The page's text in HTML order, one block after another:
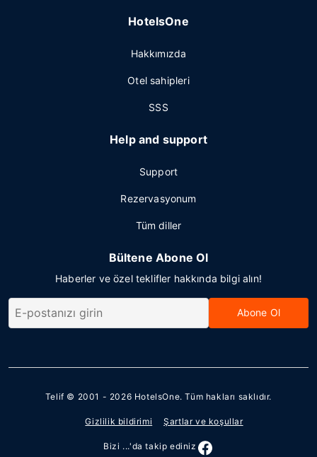
HotelsOne
Hakkımızda
Otel sahipleri
SSS
Help and support
Support
Rezervasyonum
Tüm diller
Bültene Abone Ol
Haberler ve özel teklifler hakkında bilgi alın!
Abone Ol
Telif © 2001 - 2026 HotelsOne. Tüm hakları saklıdır.
Gizlilik bildirimi Şartlar ve koşullar
Bizi ...'da takip ediniz